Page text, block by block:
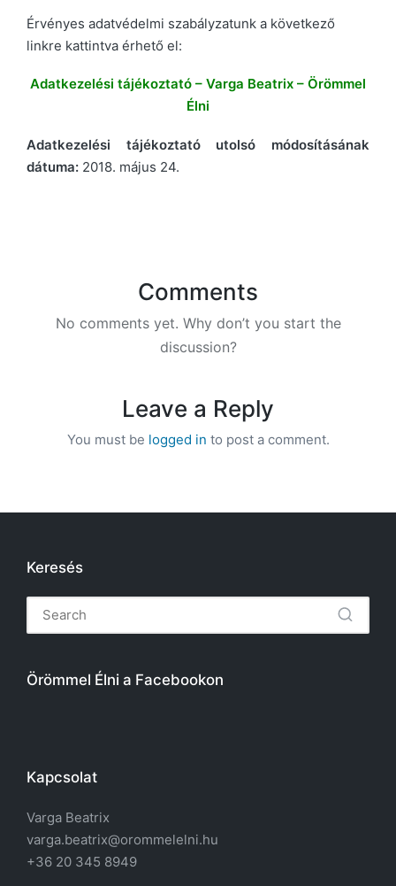
Érvényes adatvédelmi szabályzatunk a következő
linkre kattintva érhető el:
Adatkezelési tájékoztató – Varga Beatrix – Örömmel
Élni
Adatkezelési tájékoztató utolsó módosításának
dátuma: 2018. május 24.
Comments
No comments yet. Why don’t you start the
discussion?
Leave a Reply
You must be logged in to post a comment.
Keresés
Örömmel Élni a Facebookon
Kapcsolat
Varga Beatrix
varga.beatrix@orommelelni.hu
+36 20 345 8949